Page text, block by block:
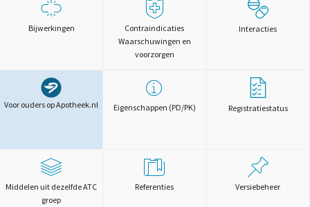
Bijwerkingen
Contraindicaties
Waarschuwingen en
voorzorgen
Interacties
Voor ouders op Apotheek.nl Eigenschappen (PD/PK) Registratiestatus
Middelen uit dezelfde ATC
groep
Referenties Versiebeheer